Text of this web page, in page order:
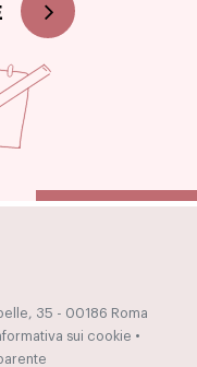
35 - 00186 Roma
sui cookie •